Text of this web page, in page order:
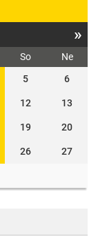
»
So
Ne
5 6
12 13
19 20
26 27